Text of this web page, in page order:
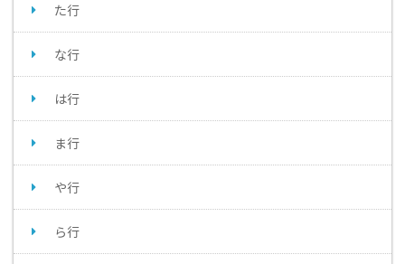
た行
な行
は行
ま行
や行
ら行